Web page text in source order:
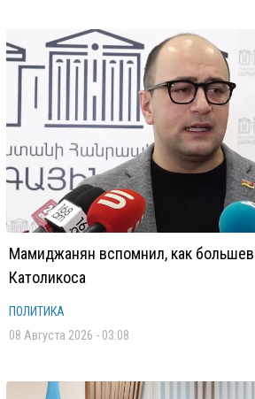
Мамиджанян вспомнил, как
Католикоса
ПОЛИТИКА
08 Августа 2026 - 03:08